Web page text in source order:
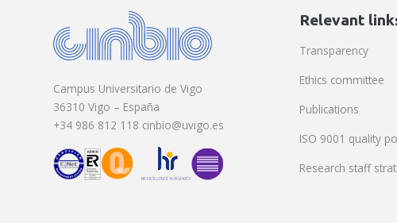
Campus Universitario de Vigo
36310 Vigo – España
+34 986 812 118 cinbio@uvigo.es
Relevant
Transparency
Ethics committee
Publications
ISO 9001 quality
Research staff